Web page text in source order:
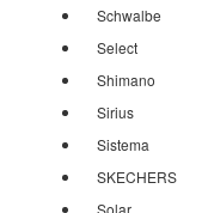
Schwalbe
Select
Shimano
Sirius
Sistema
SKECHERS
Solar